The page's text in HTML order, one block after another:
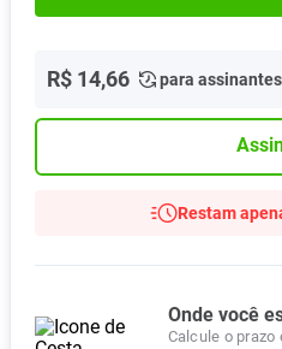
R$ 14,66 para assinantes
Restam
Onde você
Calcule o prazo